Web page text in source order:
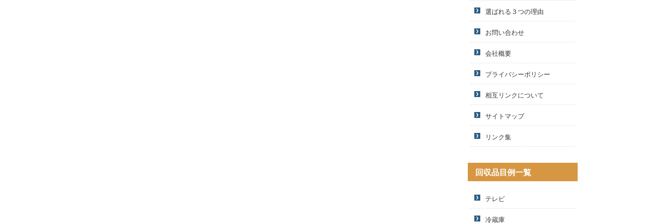
選ばれる３つの理由
お問い合わせ
会社概要
プライバシーポリシー
相互リンクについて
サイトマップ
リンク集
回収品目例一覧
テレビ
冷蔵庫